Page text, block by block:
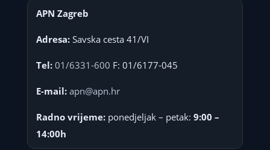
APN Zagreb
Adresa:Savska cesta 41/VI
Tel: 01/6331-600 F: 01/6177-045
E-mail: apn@apn.hr
Radno vrijeme:ponedjeljak – petak: 9:00 –
14:00h